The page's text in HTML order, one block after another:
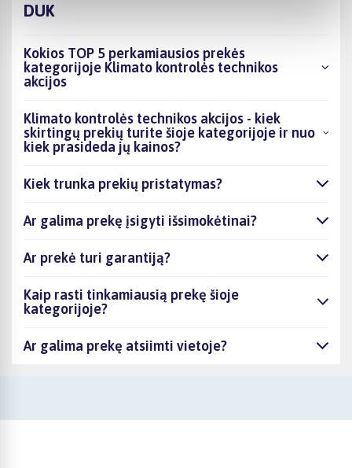
DUK
Kokios TOP 5 perkamiausios prekės
kategorijoje Klimato kontrolės technikos
akcijos
Klimato kontrolės technikos akcijos - kiek
skirtingų prekių turite šioje kategorijoje ir nuo
kiek prasideda jų kainos?
Kiek trunka prekių pristatymas?
Ar galima prekę įsigyti išsimokėtinai?
Ar prekė turi garantiją?
Kaip rasti tinkamiausią prekę šioje
kategorijoje?
Ar galima prekę atsiimti vietoje?